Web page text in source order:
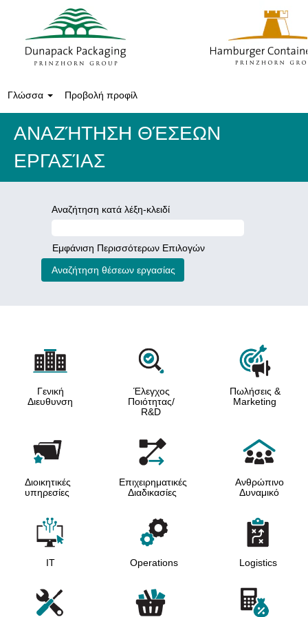
Γλώσσα Προβολή προφίλ
ΑΝΑΖΉΤΗΣΗ ΘΈΣΕΩΝ
ΕΡΓΑΣΊΑΣ
Αναζήτηση κατά λέξη-κλειδί
Εμφάνιση Περισσότερων Επιλογών
Γενική
Διευθυνση
Έλεγχος
Ποιότητας/
R&D
Πωλήσεις &
Marketing
Διοικητικές
υπηρεσίες
Επιχειρηματικές
Διαδικασίες
Ανθρώπινο
Δυναμικό
IT Operations Logistics